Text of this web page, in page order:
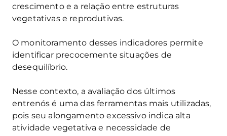
crescimento e a relação entre estruturas
vegetativas e reprodutivas.
O monitoramento desses indicadores permite
identificar precocemente situações de
desequilíbrio.
Nesse contexto, a avaliação dos últimos
entrenós é uma das ferramentas mais utilizadas,
pois seu alongamento excessivo indica alta
atividade vegetativa e necessidade de